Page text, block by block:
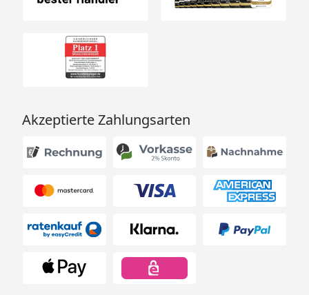
Akzeptierte Zahlungsarten